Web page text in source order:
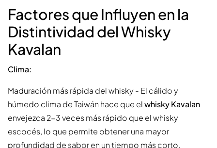
Factores que Influyen en la
Distintividad del Whisky
Kavalan
Clima:
Maduración más rápida del whisky - El cálido y
húmedo clima de Taiwán hace que elwhisky Kavalan
envejezca 2-3 veces más rápido que el whisky
escocés, lo que permite obtener una mayor
profundidad de sabor en un tiempo más corto.